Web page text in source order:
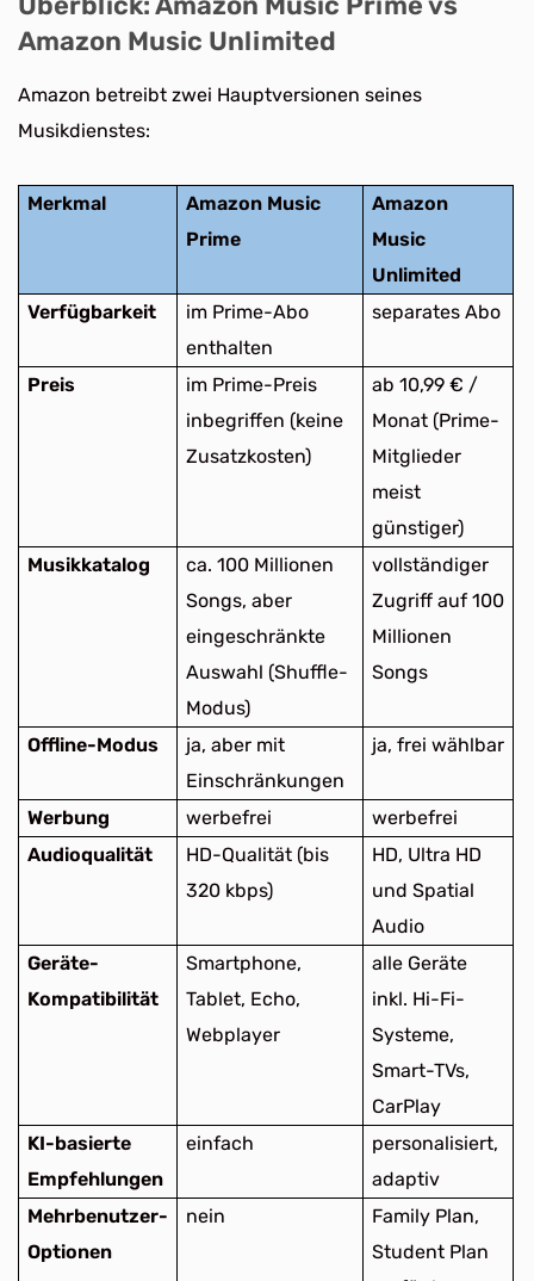
Amazon Music Unlimited
Amazon betreibt zwei Hauptversionen seines
Musikdienstes:
Merkmal
Amazon Music
Prime
Amazon
Music
Unlimited
Verfügbarkeit
im Prime-Abo
enthalten
separates Abo
Preis
im Prime-Preis
inbegriffen (keine
Zusatzkosten)
ab 10,99 € /
Monat (Prime-
Mitglieder
meist
günstiger)
Musikkatalog
ca. 100 Millionen
Songs, aber
eingeschränkte
Auswahl (Shuffle-
Modus)
vollständiger
Zugriff auf 100
Millionen
Songs
Offline-Modus
ja, aber mit
Einschränkungen
ja, frei wählbar
Werbung werbefrei
werbefrei
Audioqualität
HD-Qualität (bis
320 kbps)
HD, Ultra HD
und Spatial
Audio
Geräte-
Kompatibilität
Smartphone,
Tablet, Echo,
Webplayer
alle Geräte
inkl. Hi-Fi-
Systeme,
Smart-TVs,
CarPlay
KI-basierte
Empfehlungen
einfach
personalisiert,
adaptiv
Mehrbenutzer-
Optionen
nein
Family Plan,
Student Plan